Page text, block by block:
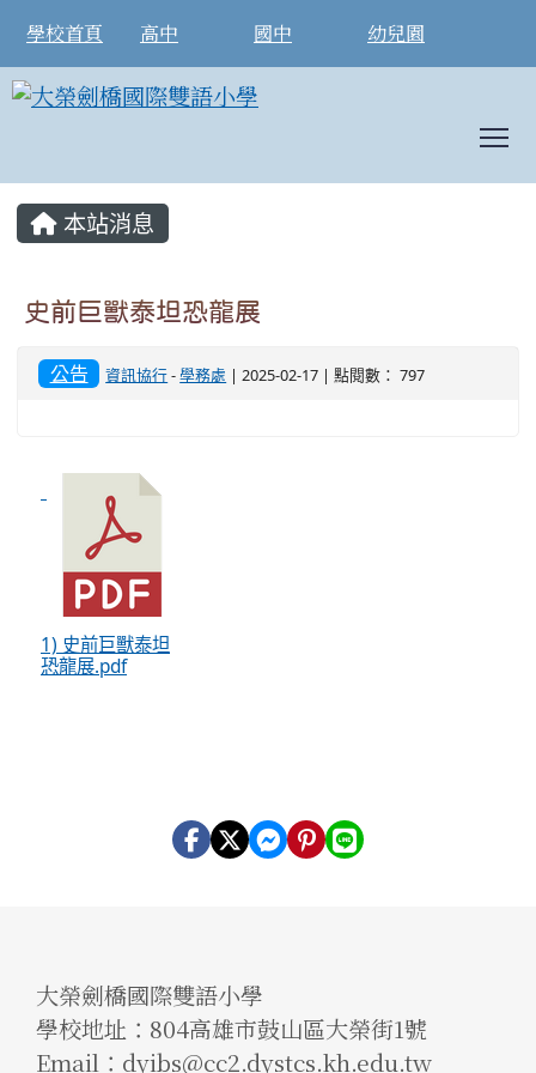
學校首頁 高中 國中 幼兒園
本站消息
史前巨獸泰坦恐龍展
公告 資訊協行-學務處 | 2025-02-17 | 點閱數： 797
1) 史前巨獸泰坦
恐龍展.pdf
大榮劍橋國際雙語小學
學校地址：804高雄市鼓山區大榮街1號
Email：dyibs@cc2.dystcs.kh.edu.tw